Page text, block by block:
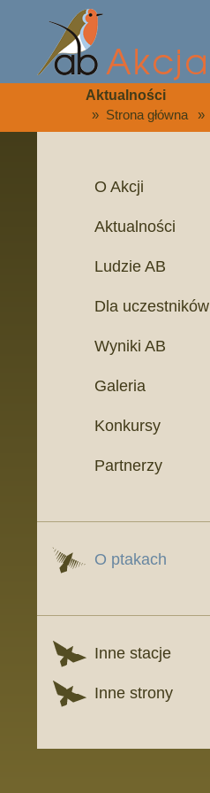
Aktualności
» Strona główna »
O Akcji
Aktualności
Ludzie AB
Dla uczestników
Wyniki AB
Galeria
Konkursy
Partnerzy
O ptakach
Inne stacje
Inne strony